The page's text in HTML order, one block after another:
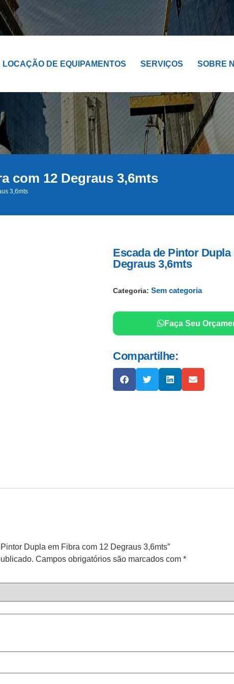
LOCAÇÃO DE EQUIPAMENTOS SERVIÇOS SOBRE
com 12 Degraus 3,6mts
3,6mts
Escada de Pintor
Degraus 3,6mts
Categoria: Sem categoria
Faça Seu
Compartilhe:
Dupla em Fibra com 12 Degraus 3,6mts”
Campos obrigatórios são marcados com*